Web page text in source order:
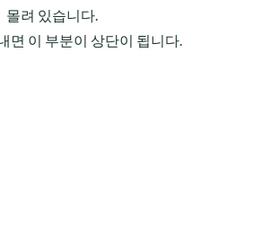
몰려 있습니다.
면 이 부분이 상단이 됩니다.